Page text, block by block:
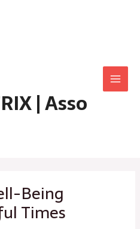
| Asso
Main
Being
Times